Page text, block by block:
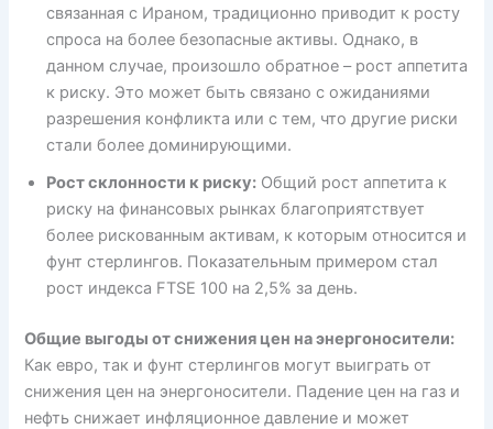
связанная с Ираном, традиционно приводит к росту
спроса на более безопасные активы. Однако, в
данном случае, произошло обратное – рост аппетита
к риску. Это может быть связано с ожиданиями
разрешения конфликта или с тем, что другие риски
стали более доминирующими.
Рост склонности к риску: Общий рост аппетита к
риску на финансовых рынках благоприятствует
более рискованным активам, к которым относится и
фунт стерлингов. Показательным примером стал
рост индекса FTSE 100 на 2,5% за день.
Общие выгоды от снижения цен на энергоносители:
Как евро, так и фунт стерлингов могут выиграть от
снижения цен на энергоносители. Падение цен на газ и
нефть снижает инфляционное давление и может